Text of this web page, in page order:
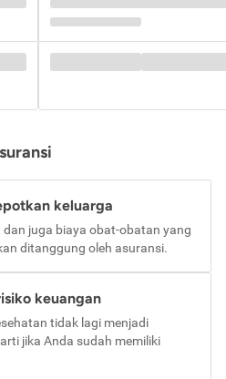
keluarga
dan juga biaya obat-obatan yang
ditanggung oleh asuransi.
keuangan
tidak lagi menjadi
jika Anda sudah memiliki